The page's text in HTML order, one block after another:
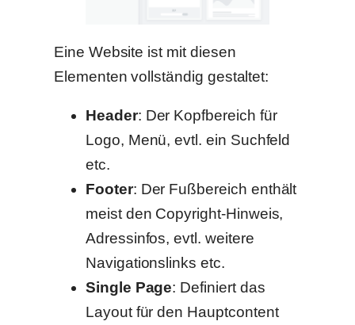
Eine Website ist mit diesen
Elementen vollständig gestaltet:
Header: Der Kopfbereich für
Logo, Menü, evtl. ein Suchfeld
etc.
Footer: Der Fußbereich enthält
meist den Copyright-Hinweis,
Adressinfos, evtl. weitere
Navigationslinks etc.
Single Page: Definiert das
Layout für den Hauptcontent